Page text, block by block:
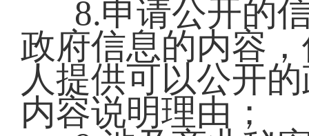
8.申请公开的
政府信息的内容
人提供可以公开
内容说明理由；